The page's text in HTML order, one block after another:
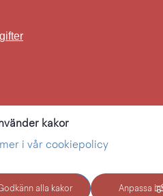
kakor
i vår cookiepolicy
alla kakor Anpassa
Kultur i